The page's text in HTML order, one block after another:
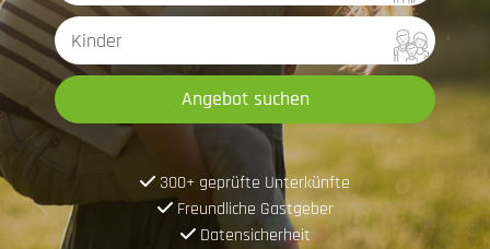
Angebot suchen
300+ geprüfte Unterkünfte
Freundliche Gastgeber
Datensicherheit